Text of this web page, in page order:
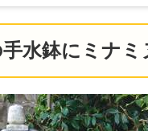
水鉢にミナ